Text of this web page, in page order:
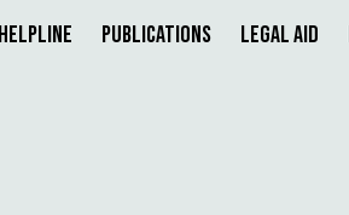
Publications Legal Aid